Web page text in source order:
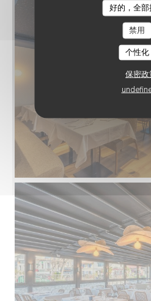
好的，全部
禁用
个性化
保密政
LES TROTTOIRS